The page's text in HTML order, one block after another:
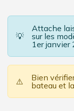
💡
Attache
sur les
1er janvier
⚠️
Bien
bateau et